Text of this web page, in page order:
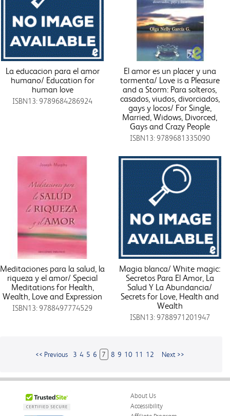
La educacion para el amor
humano/ Education for
human love
ISBN13: 9789684286924
El amor es un placer y una
tormenta/ Love is a Pleasure
and a Storm: Para solteros,
casados, viudos, divorciados,
gays y locos/ For Single,
Married, Widows, Divorced,
Gays and Crazy People
ISBN13: 9789681335090
Meditaciones para la salud, la
riqueza y el amor/ Special
Meditations for Health,
Wealth, Love and Expression
ISBN13: 9788497774529
Magia blanca/ White magic:
Secretos Para El Amor, La
Salud Y La Abundancia/
Secrets for Love, Health and
Wealth
ISBN13: 9788971201947
<< Previous 3 4 5 6 7 8 9 10 11 12 Next >>
About Us
Accessibility